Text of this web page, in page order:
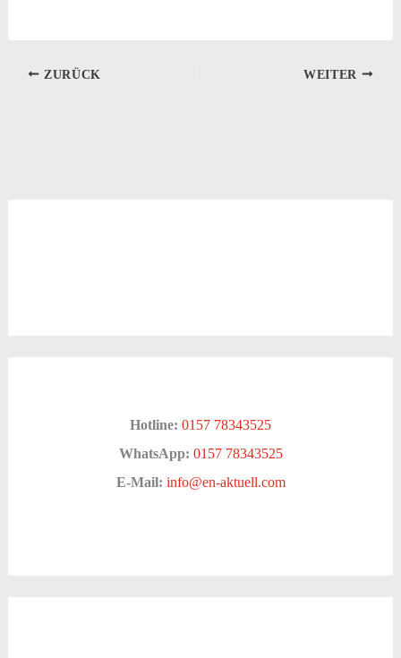
ZURÜCK WEITER
Hotline: 0157 78343525
WhatsApp: 0157 78343525
E-Mail: info@en-aktuell.com